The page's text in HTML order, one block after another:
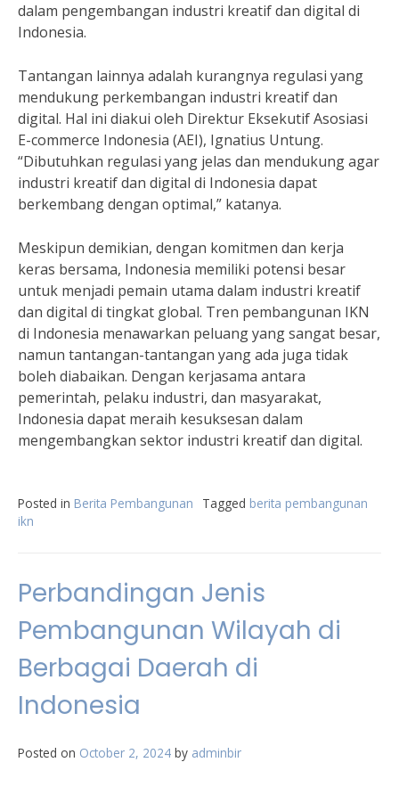
dalam pengembangan industri kreatif dan digital di
Indonesia.
Tantangan lainnya adalah kurangnya regulasi yang
mendukung perkembangan industri kreatif dan
digital. Hal ini diakui oleh Direktur Eksekutif Asosiasi
E-commerce Indonesia (AEI), Ignatius Untung.
“Dibutuhkan regulasi yang jelas dan mendukung agar
industri kreatif dan digital di Indonesia dapat
berkembang dengan optimal,” katanya.
Meskipun demikian, dengan komitmen dan kerja
keras bersama, Indonesia memiliki potensi besar
untuk menjadi pemain utama dalam industri kreatif
dan digital di tingkat global. Tren pembangunan IKN
di Indonesia menawarkan peluang yang sangat besar,
namun tantangan-tantangan yang ada juga tidak
boleh diabaikan. Dengan kerjasama antara
pemerintah, pelaku industri, dan masyarakat,
Indonesia dapat meraih kesuksesan dalam
mengembangkan sektor industri kreatif dan digital.
Posted in Berita Pembangunan Tagged berita pembangunan
ikn
Perbandingan Jenis
Pembangunan Wilayah di
Berbagai Daerah di
Indonesia
Posted on October 2, 2024 by adminbir